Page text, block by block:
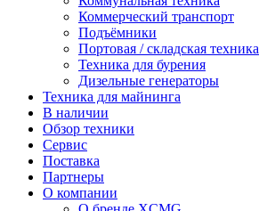
Коммерческий транспорт
Подъёмники
Портовая / складская техника
Техника для бурения
Дизельные генераторы
Техника для майнинга
В наличии
Обзор техники
Сервис
Поставка
Партнеры
О компании